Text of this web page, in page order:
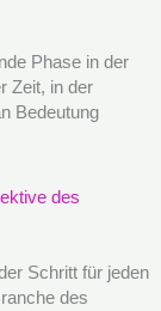
Phase in der
Zeit, in der
Bedeutung
des
Schritt für jeden
des